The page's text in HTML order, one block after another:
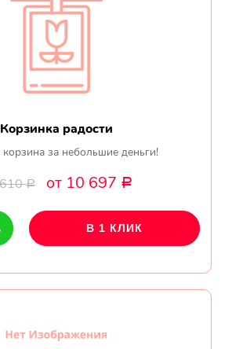
Корзинка радости
за небольшие деньги!
Р от 10 697 Р
В 1 КЛИК